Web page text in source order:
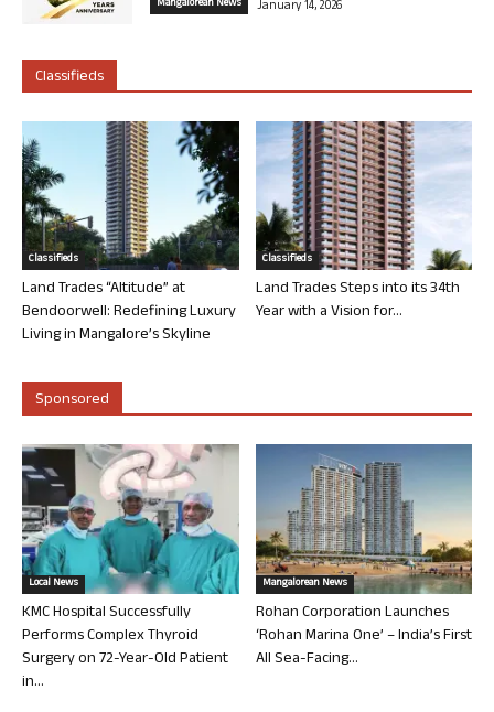
Mangalorean News January 14, 2026
Classifieds
Classifieds
Land Trades “Altitude” at
Bendoorwell: Redefining Luxury
Living in Mangalore’s Skyline
Classifieds
Land Trades Steps into its 34th
Year with a Vision for...
Sponsored
Local News
KMC Hospital Successfully
Performs Complex Thyroid
Surgery on 72-Year-Old Patient
in...
Mangalorean News
Rohan Corporation Launches
‘Rohan Marina One’ – India’s First
All Sea-Facing...